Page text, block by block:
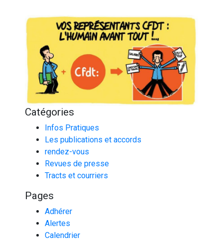
Catégories
Infos Pratiques
Les publications et accords
rendez-vous
Revues de presse
Tracts et courriers
Pages
Adhérer
Alertes
Calendrier